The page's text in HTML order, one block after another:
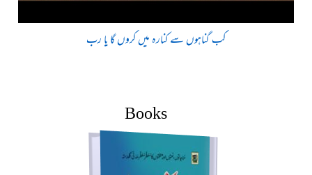
کب گناہوں سے کنارہ میں کروں گا یا رب
Books